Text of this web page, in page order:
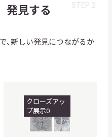
発見する
、新しい発見につながるか
STEP 2
クローズアッ
プ展示0